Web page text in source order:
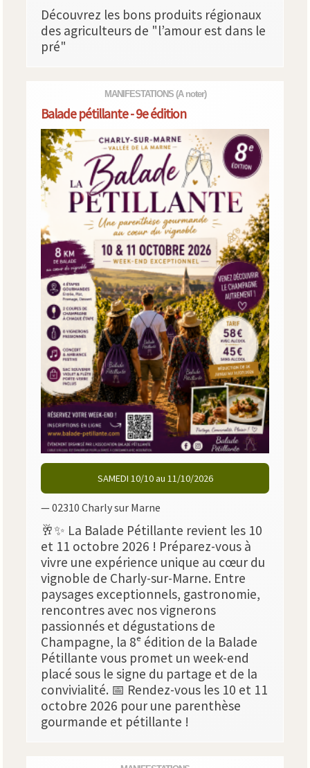
Découvrez les bons produits régionaux
des agriculteurs de "l’amour est dans le
pré"
MANIFESTATIONS (A noter)
Balade pétillante - 9e édition
SAMEDI 10/10 au 11/10/2026
— 02310 Charly sur Marne
🥂✨ La Balade Pétillante revient les 10
et 11 octobre 2026 ! Préparez-vous à
vivre une expérience unique au cœur du
vignoble de Charly-sur-Marne. Entre
paysages exceptionnels, gastronomie,
rencontres avec nos vignerons
passionnés et dégustations de
Champagne, la 8ᵉ édition de la Balade
Pétillante vous promet un week-end
placé sous le signe du partage et de la
convivialité. 📅 Rendez-vous les 10 et 11
octobre 2026 pour une parenthèse
gourmande et pétillante !